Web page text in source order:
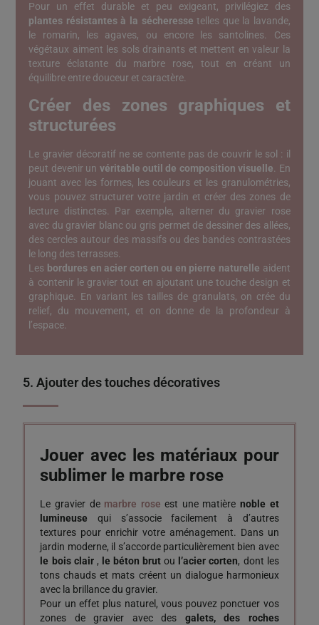
Pour un effet durable et peu exigeant, privilégiez des
plantes résistantes à la sécheresse telles que la lavande,
le romarin, les agaves, ou encore les santolines. Ces
végétaux aiment les sols drainants et mettent en valeur la
texture éclatante du marbre rose, tout en créant un
équilibre entre douceur et caractère.
Créer des zones graphiques et
structurées
Le gravier décoratif ne se contente pas de couvrir le sol : il
peut devenir un véritable outil de composition visuelle . En
jouant avec les formes, les couleurs et les granulométries,
vous pouvez structurer votre jardin et créer des zones de
lecture distinctes. Par exemple, alterner du gravier rose
avec du gravier blanc ou gris permet de dessiner des allées,
des cercles autour des massifs ou des bandes contrastées
le long des terrasses.
Les bordures en acier corten ou en pierre naturelle aident
à contenir le gravier tout en ajoutant une touche design et
graphique. En variant les tailles de granulats, on crée du
relief, du mouvement, et on donne de la profondeur à
l’espace.
5. Ajouter des touches décoratives
Jouer avec les matériaux pour
sublimer le marbre rose
Le gravier de marbre rose est une matièrenoble et
lumineuse qui s’associe facilement à d’autres
textures pour enrichir votre aménagement. Dans un
jardin moderne, il s’accorde particulièrement bien avec
le bois clair, le béton brut ou l’acier corten, dont les
tons chauds et mats créent un dialogue harmonieux
avec la brillance du gravier.
Pour un effet plus naturel, vous pouvez ponctuer vos
zones de gravier avec des galets, des roches